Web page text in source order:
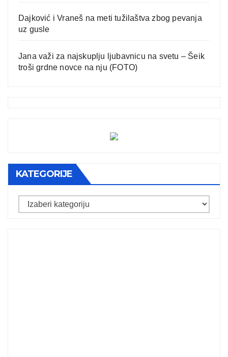
Dajković i Vraneš na meti tužilaštva zbog pevanja
uz gusle
Jana važi za najskuplju ljubavnicu na svetu – Šeik
troši grdne novce na nju (FOTO)
KATEGORIJE
Kategorije